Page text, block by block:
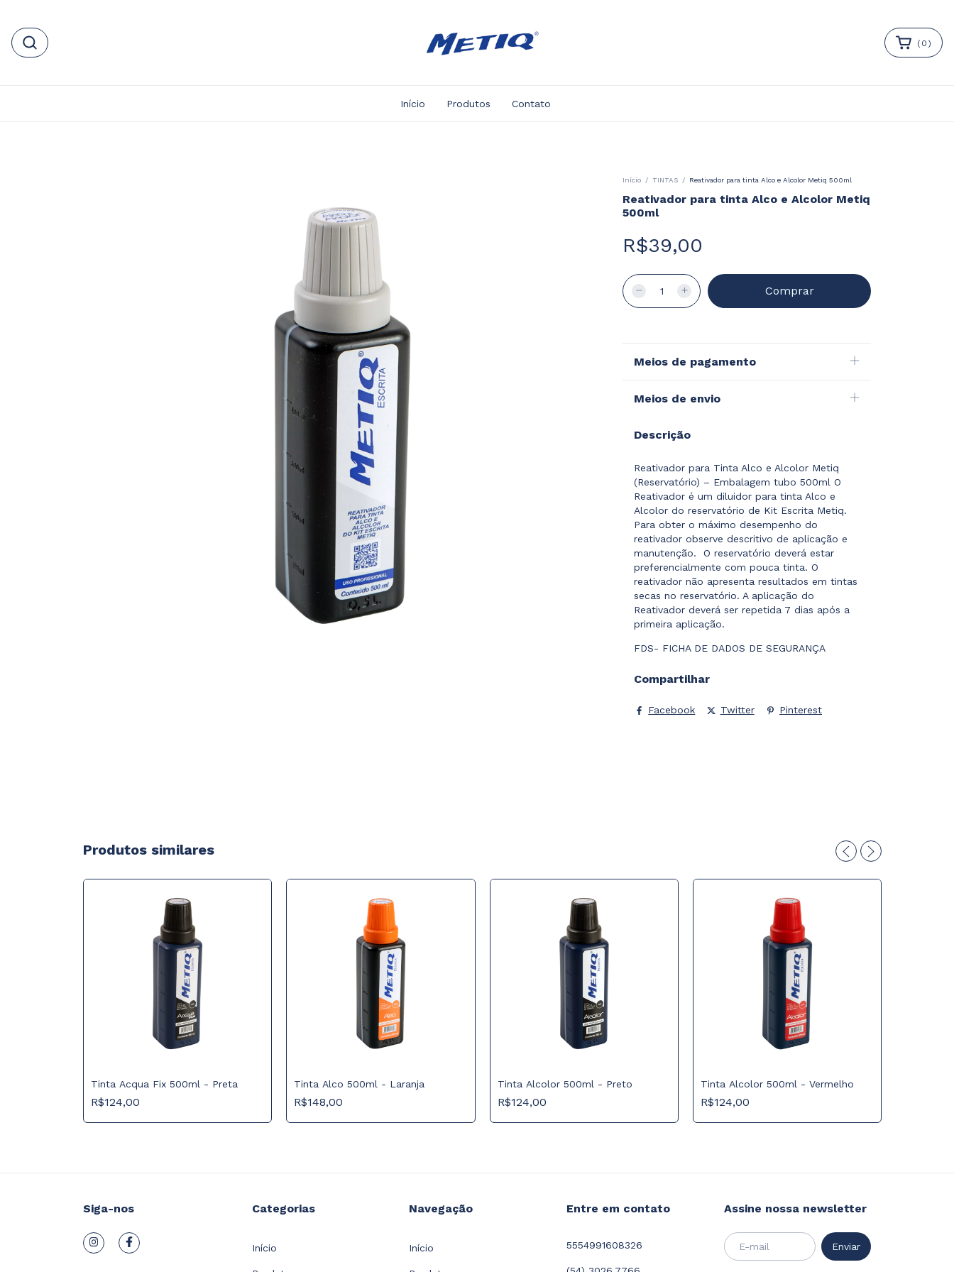
( 0 )
Início Produtos Contato
Início / TINTAS / Reativador para tinta Alco e Alcolor Metiq 500ml
Reativador para tinta Alco e Alcolor Metiq
500ml
R$39,00
Meios de pagamento
Meios de envio
Descrição
Reativador para Tinta Alco e Alcolor Metiq
(Reservatório) – Embalagem tubo 500ml O
Reativador é um diluidor para tinta Alco e
Alcolor do reservatório de Kit Escrita Metiq.
Para obter o máximo desempenho do
reativador observe descritivo de aplicação e
manutenção. O reservatório deverá estar
preferencialmente com pouca tinta. O
reativador não apresenta resultados em tintas
secas no reservatório. A aplicação do
Reativador deverá ser repetida 7 dias após a
primeira aplicação.
FDS- FICHA DE DADOS DE SEGURANÇA
Compartilhar
Facebook Twitter Pinterest
Produtos similares
Tinta Acqua Fix 500ml - Preta
R$124,00
Tinta Alco 500ml - Laranja
R$148,00
Tinta Alcolor 500ml - Preto
R$124,00
Tinta Alcolor 500ml - Vermelho
R$124,00
Siga-nos Categorias
Início
Navegação
Início
Entre em contato
5554991608326
Assine nossa newsletter